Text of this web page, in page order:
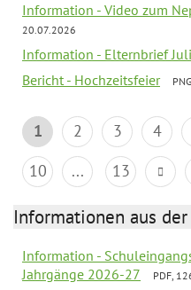
Information - Video zum
20.07.2026
Information - Elternbrief
Bericht - Hochzeitsfeier
1 2 3 4
10
... 13
Informationen aus
Information -
Jahrgänge 2026-27
PDF,